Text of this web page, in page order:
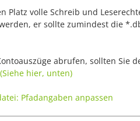
Platz volle Schreib und
er sollte zumindest die
abrufen, sollten Sie
(Siehe hier, unten)
Pfadangaben anpassen